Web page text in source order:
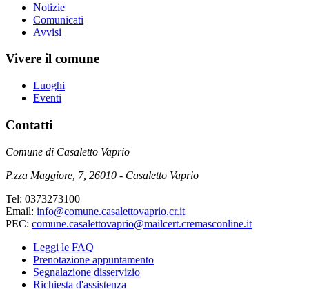
Notizie
Comunicati
Avvisi
Vivere il comune
Luoghi
Eventi
Contatti
Comune di Casaletto Vaprio
P.zza Maggiore, 7, 26010 - Casaletto Vaprio
Tel: 0373273100
Email: info@comune.casalettovaprio.cr.it
PEC: comune.casalettovaprio@mailcert.cremasconline.it
Leggi le FAQ
Prenotazione appuntamento
Segnalazione disservizio
Richiesta d'assistenza